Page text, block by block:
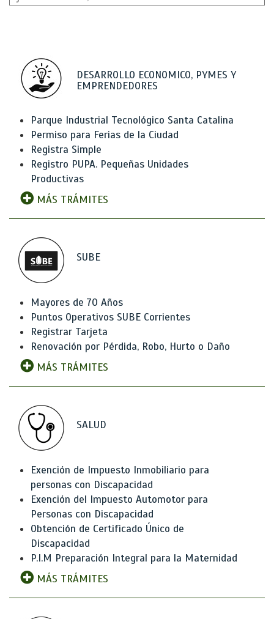
DESARROLLO ECONOMICO, PYMES Y
EMPRENDEDORES
Parque Industrial Tecnológico Santa Catalina
Permiso para Ferias de la Ciudad
Registra Simple
Registro PUPA. Pequeñas Unidades
Productivas
MÁS TRÁMITES
SUBE
Mayores de 70 Años
Puntos Operativos SUBE Corrientes
Registrar Tarjeta
Renovación por Pérdida, Robo, Hurto o Daño
MÁS TRÁMITES
SALUD
Exención de Impuesto Inmobiliario para
personas con Discapacidad
Exención del Impuesto Automotor para
Personas con Discapacidad
Obtención de Certificado Único de
Discapacidad
P.I.M Preparación Integral para la Maternidad
MÁS TRÁMITES